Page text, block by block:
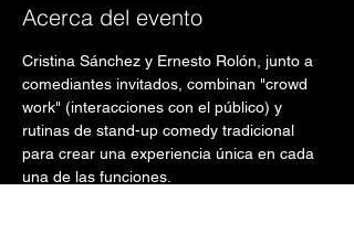
Acerca del evento
Cristina Sánchez y Ernesto Rolón, junto a
comediantes invitados, combinan "crowd
work" (interacciones con el público) y
rutinas de stand-up comedy tradicional
para crear una experiencia única en cada
una de las funciones.